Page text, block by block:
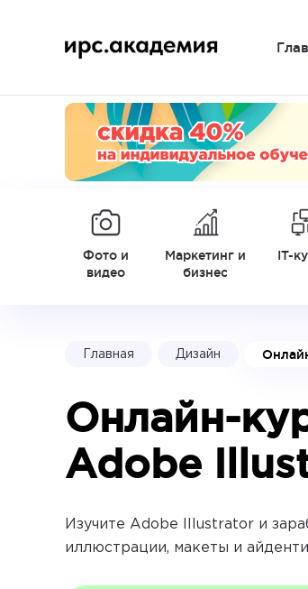
Фото и
видео
Маркетинг и
бизнес
IT-
Главная Дизайн
Онлайн-
Adobe
Изучите Adobe Illustrator и
иллюстрации, макеты и